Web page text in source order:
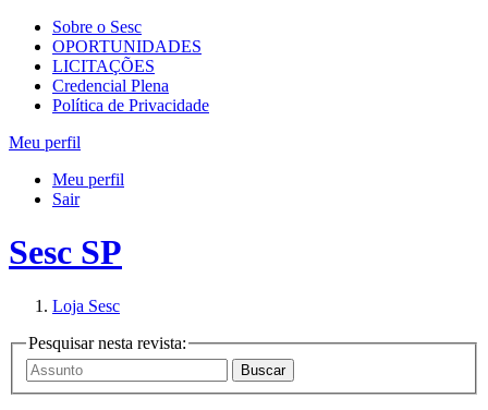
Sobre o Sesc
OPORTUNIDADES
LICITAÇÕES
Credencial Plena
Política de Privacidade
Meu perfil
Meu perfil
Sair
Sesc SP
Loja Sesc
Pesquisar nesta revista: